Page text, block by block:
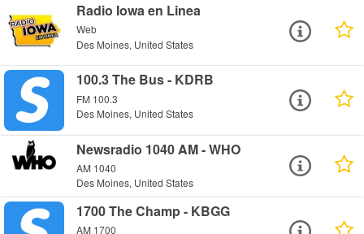
Radio Iowa en Linea
Web
Des Moines, United States
100.3 The Bus - KDRB
FM 100.3
Des Moines, United States
Newsradio 1040 AM - WHO
AM 1040
Des Moines, United States
1700 The Champ - KBGG
AM 1700